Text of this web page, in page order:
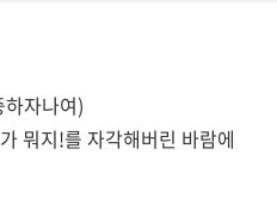
자나여)
뭐지!를 자각해버린 바람에